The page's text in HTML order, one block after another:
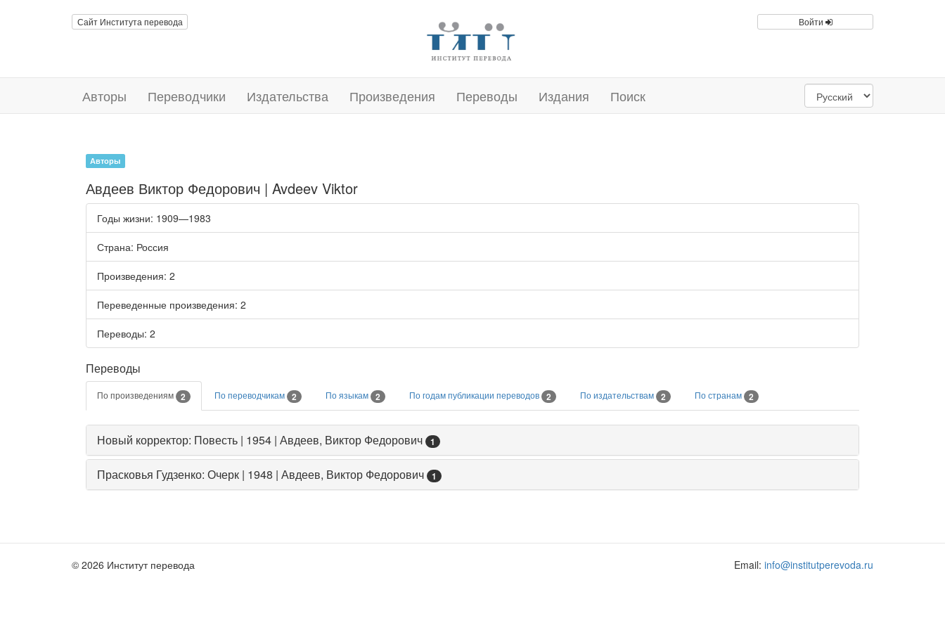
Сайт Института перевода Войти
Авторы Переводчики Издательства Произведения Переводы Издания Поиск
Авторы
Авдеев Виктор Федорович | Avdeev Viktor
Годы жизни: 1909—1983
Страна: Россия
Произведения: 2
Переведенные произведения: 2
Переводы: 2
Переводы
По произведениям 2 По переводчикам 2 По языкам 2 По годам публикации переводов 2 По издательствам 2 По странам 2
Новый корректор: Повесть | 1954 | Авдеев, Виктор Федорович 1
Прасковья Гудзенко: Очерк | 1948 | Авдеев, Виктор Федорович 1
© 2026 Институт перевода Email: info@institutperevoda.ru